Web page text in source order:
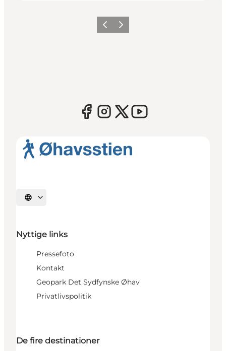
ForrigeNæste
Vælg sprog
Nyttige links
Pressefoto
Kontakt
Geopark Det Sydfynske Øhav
Privatlivspolitik
De fire destinationer